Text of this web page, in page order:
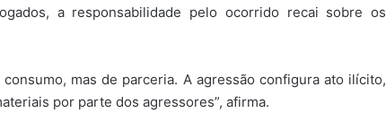
a responsabilidade pelo ocorrido recai sobre os
mas de parceria. A agressão configura ato ilícito,
por parte dos agressores”, afirma.